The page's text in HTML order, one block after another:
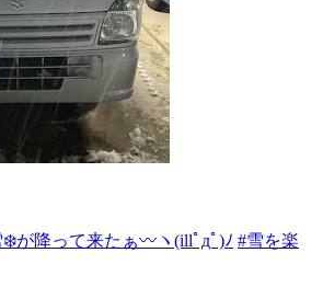
❄️が降って来たぁ〰️ヽ(illﾟдﾟ)ﾉ #雪を楽